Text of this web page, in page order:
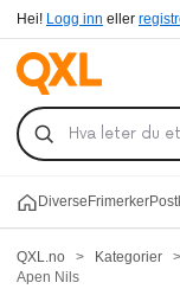
Hei! Logg inn eller
Diverse Frimerker
QXL.no > Kategorier >
Apen Nils